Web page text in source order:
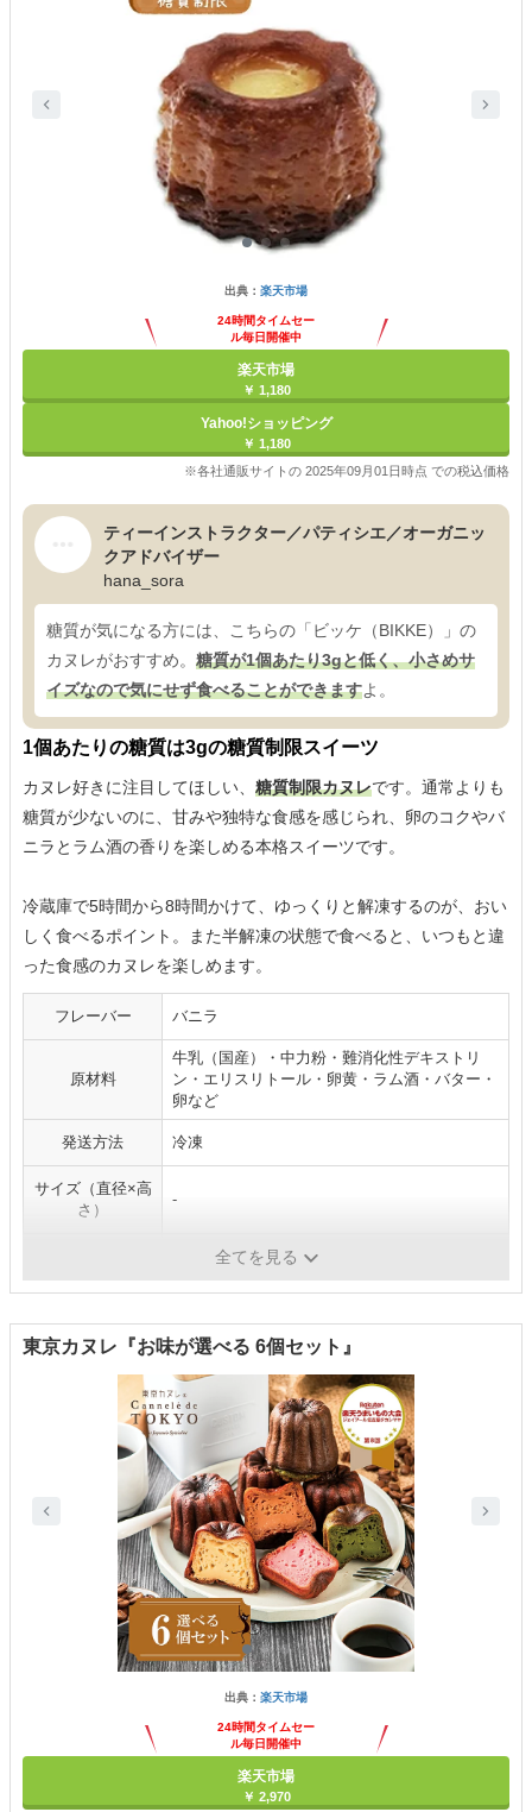
出典： 楽天市場
24時間タイムセー
ル毎日開催中
楽天市場
￥ 1,180
Yahoo!ショッピング
￥ 1,180
※各社通販サイトの 2025年09月01日時点 での税込価格
ティーインストラクター／パティシエ／オーガニッ
クアドバイザー
hana_sora
糖質が気になる方には、こちらの「ビッケ（BIKKE）」の
カヌレがおすすめ。 糖質が1個あたり3gと低く、小さめサ
イズなので気にせず食べることができますよ。
1個あたりの糖質は3gの糖質制限スイーツ
カヌレ好きに注目してほしい、 糖質制限カヌレです。通常よりも
糖質が少ないのに、甘みや独特な食感を感じられ、卵のコクやバ
ニラとラム酒の香りを楽しめる本格スイーツです。
冷蔵庫で5時間から8時間かけて、ゆっくりと解凍するのが、おい
しく食べるポイント。また半解凍の状態で食べると、いつもと違
った食感のカヌレを楽しめます。
フレーバー バニラ
原材料
牛乳（国産）・中力粉・難消化性デキストリ
ン・エリスリトール・卵黄・ラム酒・バター・
卵など
発送方法 冷凍
サイズ（直径×高
さ）
-
冷凍：120日
全てを見る
東京カヌレ『お味が選べる 6個セット』
出典： 楽天市場
24時間タイムセー
ル毎日開催中
楽天市場
￥ 2,970